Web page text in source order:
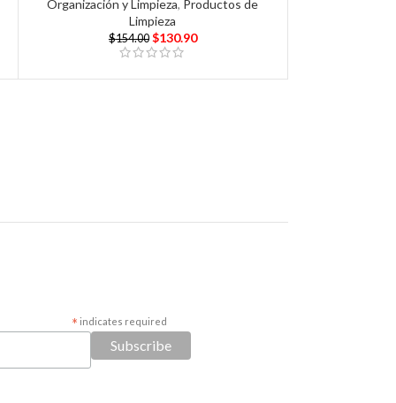
Organización y Limpieza, Productos de
Limpieza
$154.00 $130.90
* indicates required